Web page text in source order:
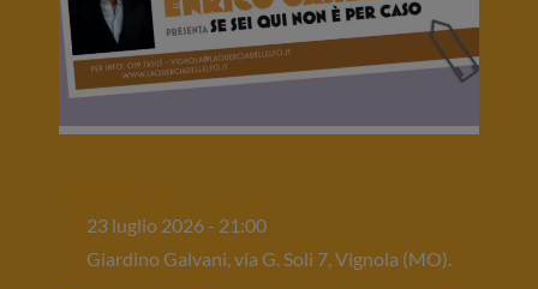
23 luglio 2026 - 21:00
Giardino Galvani, via G. Soli 7, Vignola (MO).